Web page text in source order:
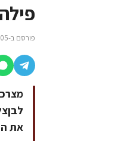
פורסם ב-6.10.2005 | מאת:
את